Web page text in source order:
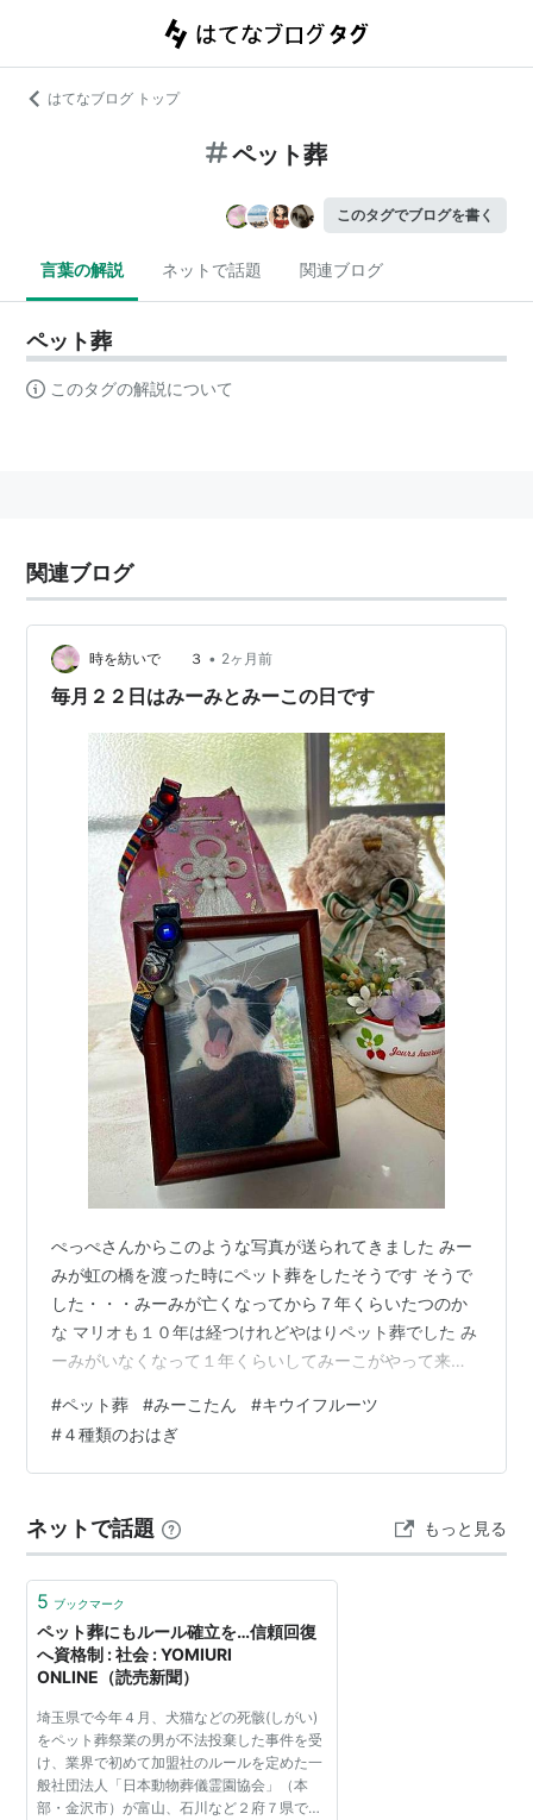
はてなブログ トップ
ペット葬
このタグでブログを書く
言葉の解説 ネットで話題 関連ブログ
ペット葬
このタグの解説について
関連ブログ
時を紡いで ３ • 2ヶ月前
毎月２２日はみーみとみーこの日です
ぺっぺさんからこのような写真が送られてきました みー
みが虹の橋を渡った時にペット葬をしたそうです そうで
した・・・みーみが亡くなってから７年くらいたつのか
な マリオも１０年は経つけれどやはりペット葬でした み
ーみがいなくなって１年くらいしてみーこがやって来ま
も紙袋が大好きなようです にゃんこは紙袋や段ボールが
大好きなのね 近くを流れる川に何か魚がいたようです 今
年もキウイが豊作みたいです 良かったね 昨日写メを貰っ
行けなかったので牡丹餅を作りました～ 美味しそうです
ね 実家ではあんこ・きな…
#ペット葬 #みーこたん #キウイフルーツ
#４種類のおはぎ
ネットで話題 もっと見る
5 ブックマーク
ペット葬にもルール確立を…信頼回復
へ資格制 : 社会 : YOMIURI
ONLINE（読売新聞）
埼玉県で今年４月、犬猫などの死骸(しがい)
をペット葬祭業の男が不法投棄した事件を受
け、業界で初めて加盟社のルールを定めた一
般社団法人「日本動物葬儀霊園協会」（本
部・金沢市）が富山、石川など２府７県で営